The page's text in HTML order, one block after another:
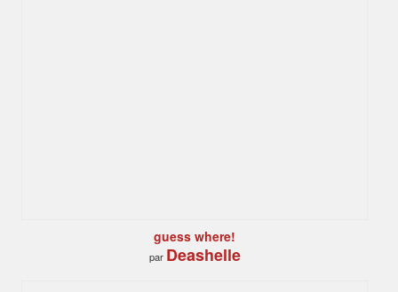
guess where!
par Deashelle